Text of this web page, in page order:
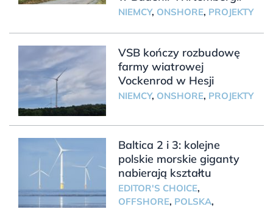
NIEMCY, ONSHORE, PROJEKTY
VSB kończy rozbudowę
farmy wiatrowej
Vockenrod w Hesji
NIEMCY, ONSHORE, PROJEKTY
Baltica 2 i 3: kolejne
polskie morskie giganty
nabierają kształtu
EDITOR'S CHOICE,
OFFSHORE, POLSKA,